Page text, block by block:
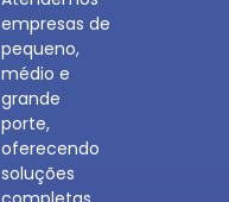
empresas de
pequeno,
médio e
grande
porte,
oferecendo
soluções